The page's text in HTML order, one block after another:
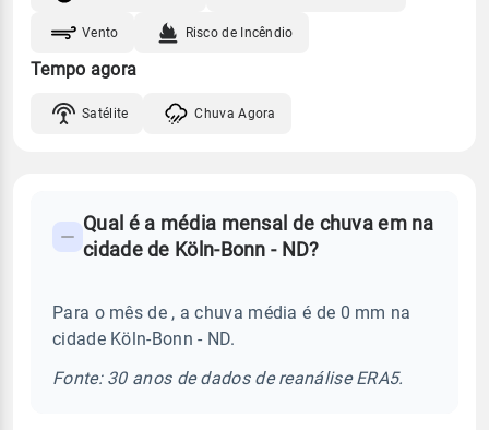
Vento Risco de Incêndio
Tempo agora
Satélite Chuva Agora
Perguntas
sobre
chuva
Qual é a média mensal de chuva em na
cidade de Köln-Bonn - ND?
Para o mês de , a chuva média é de 0 mm na
cidade Köln-Bonn - ND.
Fonte: 30 anos de dados de reanálise ERA5.